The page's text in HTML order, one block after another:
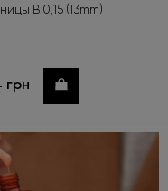
B 0,15 (13mm)
грн Купить